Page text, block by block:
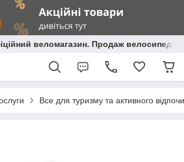
веломагазин. Продаж велосипедів
Все для туризму та активного